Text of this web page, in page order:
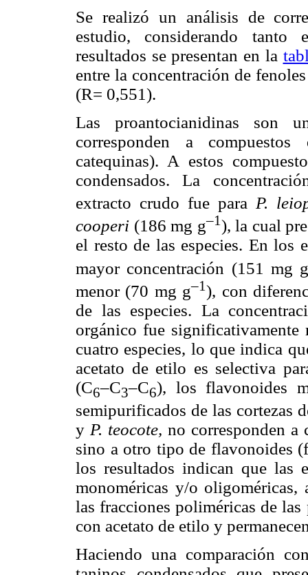
Se realizó un análisis de
estudio, considerando tanto
resultados se presentan en la
entre la concentración de
(R= 0,551).
Las proantocianidinas son
corresponden a
catequinas). A estos
condensados. La
extracto crudo fue para P.
cooperi (186 mg g–1), la cual
el resto de las especies. En los
mayor concentración (151 mg
menor (70 mg g–1), con
de las especies. La
orgánico fue
cuatro especies, lo que indica
acetato de etilo es selectiva
(C6–C3–C6), los flavonoides
semipurificados de las cortezas
y P. teocote, no corresponden a
sino a otro tipo de flavonoides
los resultados indican que las
monoméricas y/o oligoméricas,
las fracciones poliméricas de
con acetato de etilo y
Haciendo una comparación